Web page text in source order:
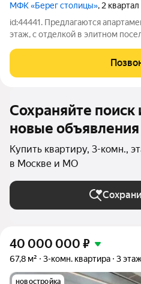
МФК «Берег столицы», 2
id:44441. Предлагаются
этаж, с отделкой в элитном
стоянка для яхт, спортивные
Планировка: кухня-гостиная,
Сохраняйте поиск
новые объявления
Купить квартиру, 3-комн.,
в Москве и МО
40 000 000 ₽
67,8 м² 3-комн. квартира 3 этаж
новостройка